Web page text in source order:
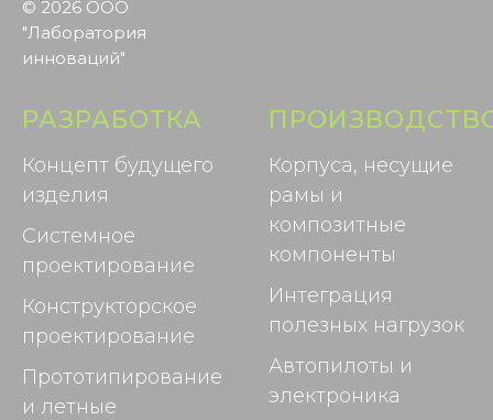
© 2026 ООО
"Лаборатория
инноваций"
РАЗРАБОТКА
Концепт будущего
изделия
Системное
проектирование
Конструкторское
проектирование
Прототипирование
и летные
Корпуса, несущие
рамы и
композитные
компоненты
Интеграция
полезных нагрузок
Автопилоты и
электроника